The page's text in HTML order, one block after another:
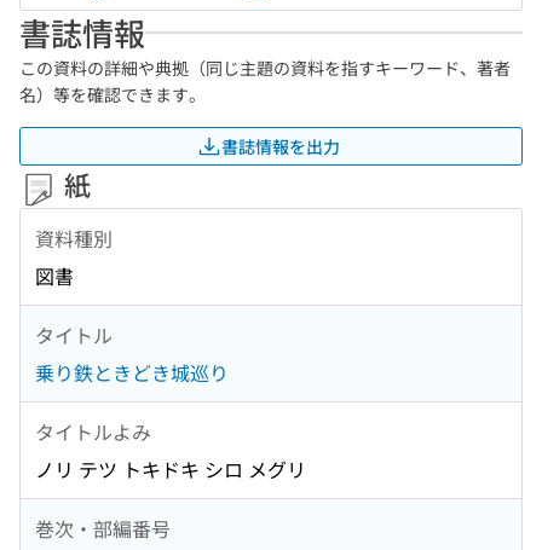
書誌情報
この資料の詳細や典拠（同じ主題の資料を指すキーワード、著者
名）等を確認できます。
書誌情報を出力
紙
資料種別
図書
タイトル
乗り鉄ときどき城巡り
タイトルよみ
ノリ テツ トキドキ シロ メグリ
巻次・部編番号